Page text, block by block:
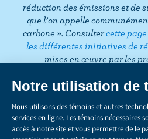
o
o
k
réduction des émissions et de
que l’on appelle
carbone ». Consultercette
les différentes initiatives de
mises en œuvre par les
LÉGAL